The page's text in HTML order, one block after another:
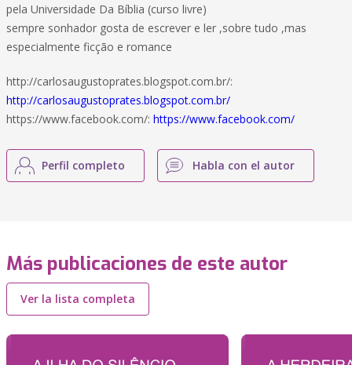
pela Universidade Da Bíblia (curso livre)
sempre sonhador gosta de escrever e ler ,sobre tudo ,mas
especialmente ficção e romance
http://carlosaugustoprates.blogspot.com.br/:
http://carlosaugustoprates.blogspot.com.br/
https://www.facebook.com/: https://www.facebook.com/
Perfil completo Habla con el autor
Más publicaciones de este autor
Ver la lista completa